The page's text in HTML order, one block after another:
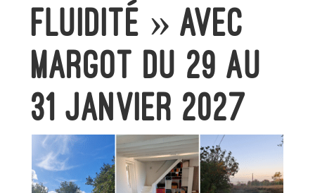
Fluidité » avec
Margot du 29 au
31 janvier 2027